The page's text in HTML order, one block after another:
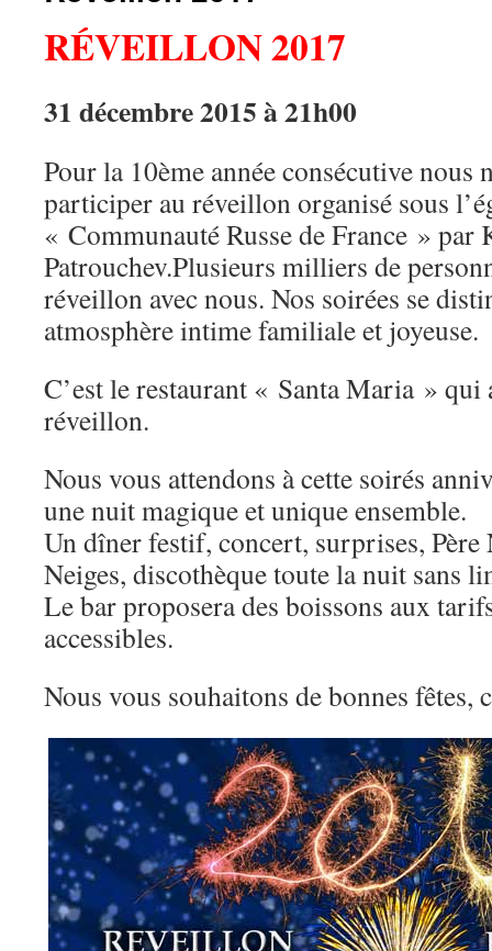
RÉVEILLON 2017
31 décembre 2015 à 21h00
Pour la 10ème année consécutive nous
participer au réveillon organisé sous
« Communauté Russe de France »
Patrouchev.Plusieurs milliers de
réveillon avec nous. Nos soirées se
atmosphère intime familiale et joyeuse.
C’est le restaurant « Santa Maria » qui
réveillon.
Nous vous attendons à cette soirés
une nuit magique et unique ensemble.
Un dîner festif, concert, surprises, Père
Neiges, discothèque toute la nuit sans
Le bar proposera des boissons aux
accessibles.
Nous vous souhaitons de bonnes fêtes,